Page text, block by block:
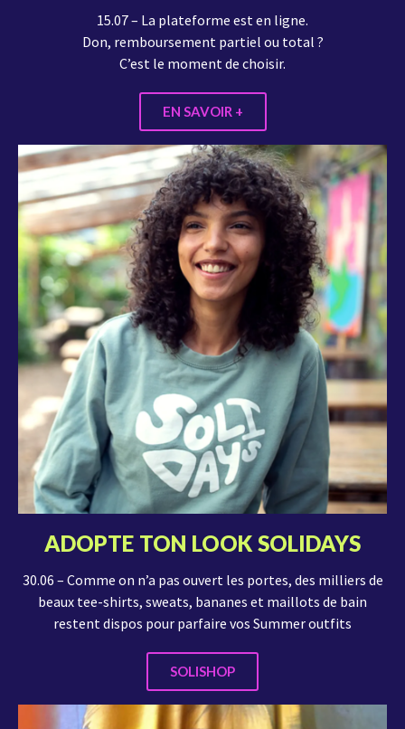
15.07 – La plateforme est en ligne.
Don, remboursement partiel ou total ?
C’est le moment de choisir.
EN SAVOIR +
ADOPTE TON LOOK SOLIDAYS
30.06 – Comme on n’a pas ouvert les portes, des milliers de
beaux tee-shirts, sweats, bananes et maillots de bain
restent dispos pour parfaire vos Summer outfits
SOLISHOP